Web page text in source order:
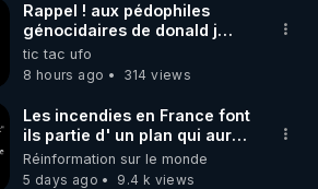
Rappel ! aux pédophiles
génocidaires de donald j
trump et ses supporters
trumpistes 424et 666.
tic tac ufo
8 hours ago
314 views
Les incendies en France font
ils partie d' un plan qui aurait
débuté le 11 septembre 2001
?
Réinformation sur le monde
5 days ago
9.4 k views